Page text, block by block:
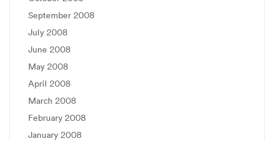
September 2008
July 2008
June 2008
May 2008
April 2008
March 2008
February 2008
January 2008